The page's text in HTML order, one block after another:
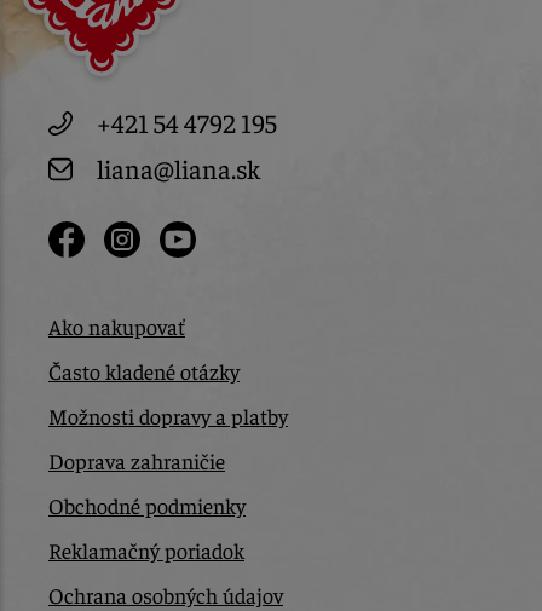
+421 54 4792 195
liana@liana.sk
Ako nakupovať
Často kladené otázky
Možnosti dopravy a platby
Doprava zahraničie
Obchodné podmienky
Reklamačný poriadok
Ochrana osobných údajov